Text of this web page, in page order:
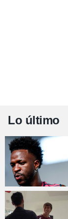
Lo último